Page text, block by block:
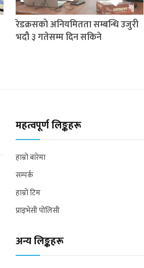
रेडक्रसको अनियमितता सम्बन्धि उजुरी
भदौ ३ गतेसम्म दिन सकिने
महत्वपूर्ण लिङ्कहरू
हाम्रो बारेमा
सम्पर्क
हाम्रो टिम
प्राइभेसी पोलिसी
अन्य लिङ्कहरू